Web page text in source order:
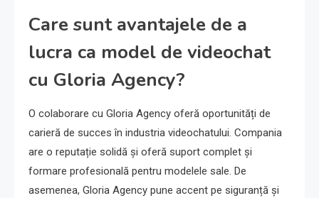
Care sunt avantajele de a
lucra ca model de videochat
cu Gloria Agency?
O colaborare cu Gloria Agency oferă oportunități de
carieră de succes în industria videochatului. Compania
are o reputație solidă și oferă suport complet și
formare profesională pentru modelele sale. De
asemenea, Gloria Agency pune accent pe siguranță și